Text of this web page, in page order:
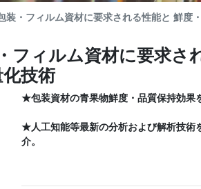
装・フィルム資材に要求される性能と 鮮度
フィルム資材に要求さ
技術
★包装資材の青果物鮮度・品質保持効果
★人工知能等最新の分析および解析技術
介。